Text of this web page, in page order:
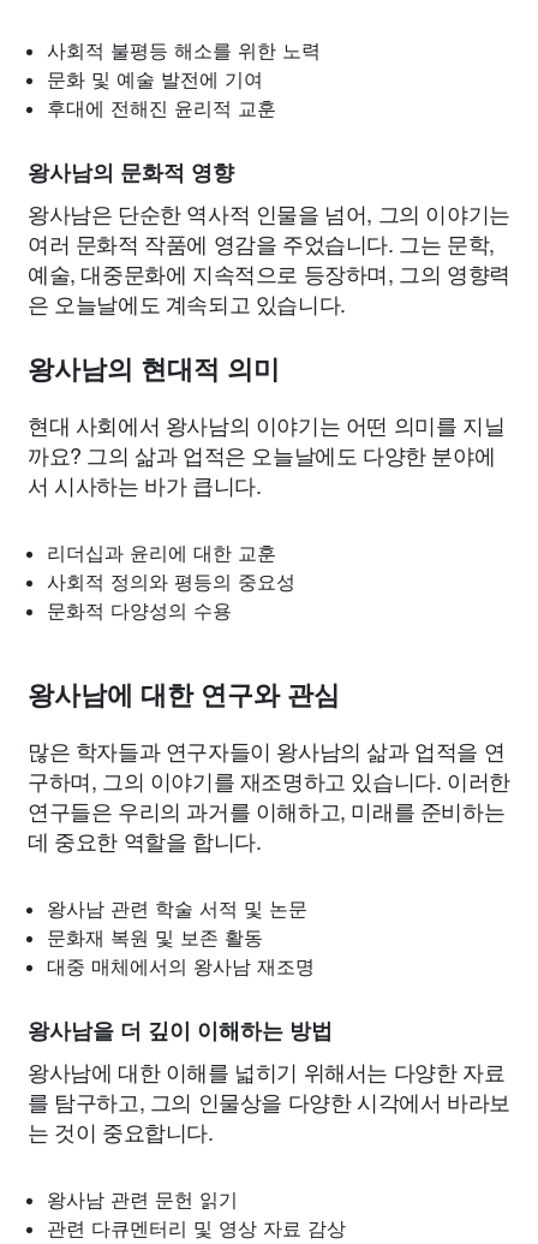
사회적 불평등 해소를 위한 노력
문화 및 예술 발전에 기여
후대에 전해진 윤리적 교훈
왕사남의 문화적 영향
왕사남은 단순한 역사적 인물을 넘어, 그의 이야기는
여러 문화적 작품에 영감을 주었습니다. 그는 문학,
예술, 대중문화에 지속적으로 등장하며, 그의 영향력
은 오늘날에도 계속되고 있습니다.
왕사남의 현대적 의미
현대 사회에서 왕사남의 이야기는 어떤 의미를 지닐
까요? 그의 삶과 업적은 오늘날에도 다양한 분야에
서 시사하는 바가 큽니다.
리더십과 윤리에 대한 교훈
사회적 정의와 평등의 중요성
문화적 다양성의 수용
왕사남에 대한 연구와 관심
많은 학자들과 연구자들이 왕사남의 삶과 업적을 연
구하며, 그의 이야기를 재조명하고 있습니다. 이러한
연구들은 우리의 과거를 이해하고, 미래를 준비하는
데 중요한 역할을 합니다.
왕사남 관련 학술 서적 및 논문
문화재 복원 및 보존 활동
대중 매체에서의 왕사남 재조명
왕사남을 더 깊이 이해하는 방법
왕사남에 대한 이해를 넓히기 위해서는 다양한 자료
를 탐구하고, 그의 인물상을 다양한 시각에서 바라보
는 것이 중요합니다.
왕사남 관련 문헌 읽기
관련 다큐멘터리 및 영상 자료 감상